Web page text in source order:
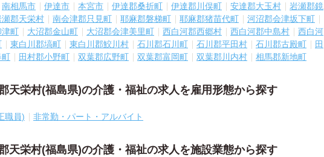
南相馬市 伊達市 本宮市 伊達郡桑折町 伊達郡川俣町 安達郡大玉村
岩瀬郡鏡
瀬郡天栄村 南会津郡只見町 耶麻郡磐梯町 耶麻郡猪苗代町
河沼郡会津坂下町
津町
大沼郡金山町 大沼郡会津美里町 西白河郡西郷村 西白河郡中島村
西白河
東白川郡塙町 東白川郡鮫川村 石川郡石川町 石川郡平田村 石川郡古殿町
田
町
田村郡小野町 双葉郡広野町 双葉郡富岡町 双葉郡川内村 相馬郡新地町
天栄村(福島県)の介護・福祉の求人を雇用形態から探す
職員) 非常勤・パート・アルバイト
天栄村(福島県)の介護・福祉の求人を施設業態から探す